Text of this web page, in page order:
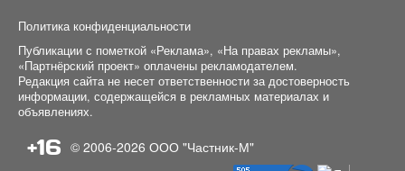
Политика конфиденциальности
Публикации с пометкой «Реклама», «На правах рекламы»,
«Партнёрский проект» оплачены рекламодателем.
Редакция сайта не несет ответственности за достоверность
информации, содержащейся в рекламных материалах и
объявлениях.
+16 © 2006-2026 ООО "Частник-М"